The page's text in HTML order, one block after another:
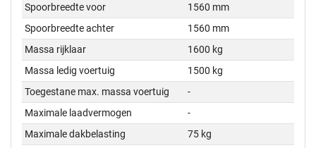
Spoorbreedte voor
1560 mm
Spoorbreedte achter
1560 mm
Massa rijklaar
1600 kg
Massa ledig voertuig
1500 kg
Toegestane max. massa voertuig
-
Maximale laadvermogen
-
Maximale dakbelasting
75 kg